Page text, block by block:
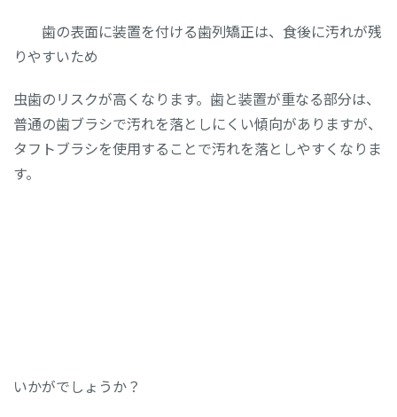
歯の表面に装置を付ける歯列矯正は、食後に汚れが残
りやすいため
虫歯のリスクが高くなります。歯と装置が重なる部分は、
普通の歯ブラシで汚れを落としにくい傾向がありますが、
タフトブラシを使用することで汚れを落としやすくなりま
す。
いかがでしょうか？